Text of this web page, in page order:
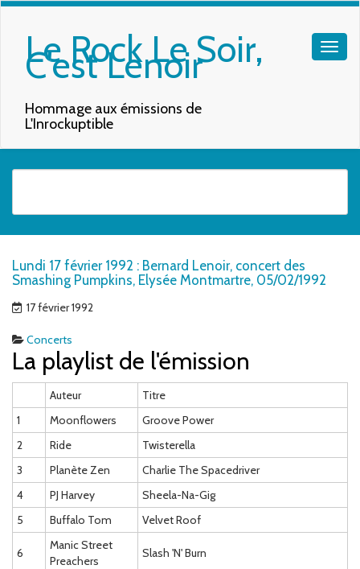
Le Rock Le Soir,
C'est Lenoir
Hommage aux émissions de
L'Inrockuptible
Lundi 17 février 1992 : Bernard Lenoir, concert des
Smashing Pumpkins, Elysée Montmartre, 05/02/1992
17 février 1992
Concerts
La playlist de l'émission
Auteur
Titre
1
Moonflowers
Groove Power
2
Ride
Twisterella
3
Planète Zen
Charlie The Spacedriver
4
PJ Harvey
Sheela-Na-Gig
5
Buffalo Tom Velvet Roof
6
Manic Street
Preachers
Slash 'N' Burn